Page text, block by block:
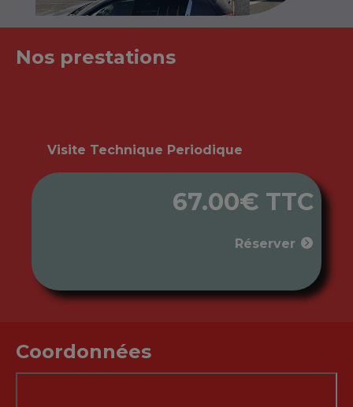
Nos prestations
Visite Technique Periodique
67.00€ TTC
Réserver
Coordonnées